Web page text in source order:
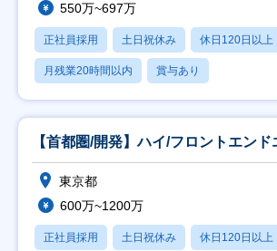
550万~697万
正社員採用 土日祝休み 休日120日以上
月残業20時間以内 賞与あり
【首都圏/開発】ハイ/フロントエン
東京都
600万~1200万
正社員採用 土日祝休み 休日120日以上